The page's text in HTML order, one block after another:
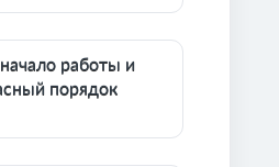
работы и
порядок